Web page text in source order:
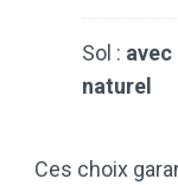
Sol :
naturel
Ces choix